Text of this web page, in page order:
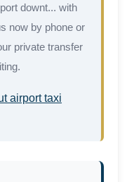
downt... with
now by phone or
private transfer
airport taxi